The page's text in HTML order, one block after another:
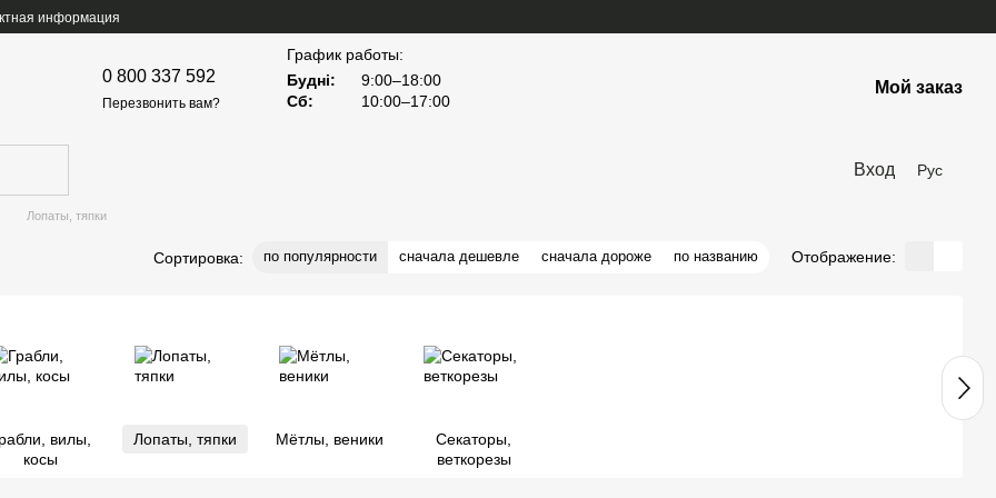
информация
0 800 337 592
Перезвонить вам?
График работы:
Будні:
9:00–18:00
Сб:
10:00–17:00
Мой заказ
Вход Рус
Лопаты, тяпки
Сортировка: по популярности сначала дешевле сначала дороже по названию Отображение:
вилы,
косы
Лопаты, тяпки Мётлы, веники
Секаторы,
веткорезы